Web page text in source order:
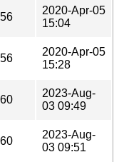
2020-Apr-05
15:04
2020-Apr-05
15:28
2023-Aug-
03 09:49
2023-Aug-
03 09:51